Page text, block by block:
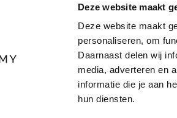
Deze website maakt
Deze website maakt
personaliseren, om
Daarnaast delen wij
media, adverteren en
informatie die je aan
hun diensten.